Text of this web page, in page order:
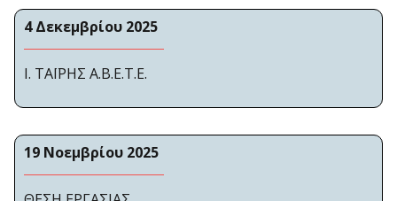
4 Δεκεμβρίου 2025
Ι. ΤΑΪΡΗΣ Α.Β.Ε.Τ.Ε.
19 Νοεμβρίου 2025